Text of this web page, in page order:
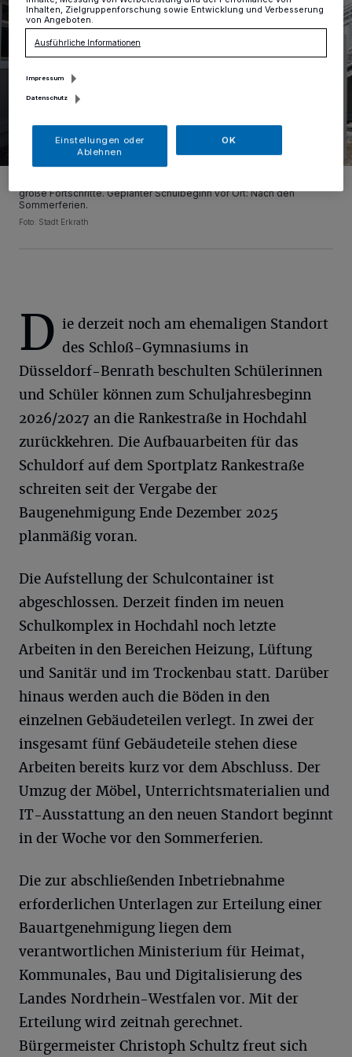
große Fortschritte. Geplanter Schulbeginn vor Ort: Nach den
Sommerferien.
Foto: Stadt Erkrath
D ie derzeit noch am ehemaligen Standort
des Schloß-Gymnasiums in
Düsseldorf-Benrath beschulten Schülerinnen
und Schüler können zum Schuljahresbeginn
2026/2027 an die Rankestraße in Hochdahl
zurückkehren. Die Aufbauarbeiten für das
Schuldorf auf dem Sportplatz Rankestraße
schreiten seit der Vergabe der
Baugenehmigung Ende Dezember 2025
planmäßig voran.
Die Aufstellung der Schulcontainer ist
abgeschlossen. Derzeit finden im neuen
Schulkomplex in Hochdahl noch letzte
Arbeiten in den Bereichen Heizung, Lüftung
und Sanitär und im Trockenbau statt. Darüber
hinaus werden auch die Böden in den
einzelnen Gebäudeteilen verlegt. In zwei der
insgesamt fünf Gebäudeteile stehen diese
Arbeiten bereits kurz vor dem Abschluss. Der
Umzug der Möbel, Unterrichtsmaterialien und
IT-Ausstattung an den neuen Standort beginnt
in der Woche vor den Sommerferien.
Die zur abschließenden Inbetriebnahme
erforderlichen Unterlagen zur Erteilung einer
Bauartgenehmigung liegen dem
verantwortlichen Ministerium für Heimat,
Kommunales, Bau und Digitalisierung des
Landes Nordrhein-Westfalen vor. Mit der
Erteilung wird zeitnah gerechnet.
Bürgermeister Christoph Schultz freut sich
Inhalten, Zielgruppenforschung sowie Entwicklung und Verbesserung
von Angeboten.
Ausführliche Informationen
Impressum
Datenschutz
Einstellungen oder
Ablehnen
OK